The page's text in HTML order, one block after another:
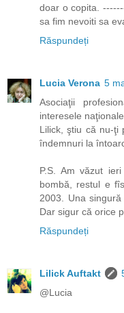
doar o copita.
sa fim nevoiti sa
Răspundeți
Lucia Verona 5
Asociaţii
interesele
Lilick, ştiu că nu-ţi
îndemnuri la
P.S. Am văzut
bombă, restul e
2003. Una
Dar sigur că orice
Răspundeți
Lilick Auftakt
@Lucia